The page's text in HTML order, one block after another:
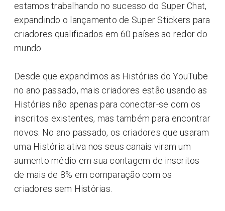
estamos trabalhando no sucesso do Super Chat,
expandindo o lançamento de Super Stickers para
criadores qualificados em 60 países ao redor do
mundo.
Desde que expandimos as Histórias do YouTube
no ano passado, mais criadores estão usando as
Histórias não apenas para conectar-se com os
inscritos existentes, mas também para encontrar
novos. No ano passado, os criadores que usaram
uma História ativa nos seus canais viram um
aumento médio em sua contagem de inscritos
de mais de 8% em comparação com os
criadores sem Histórias.